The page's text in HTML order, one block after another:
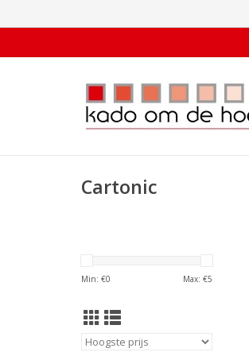
Cartonic
Min: €0 Max: €5